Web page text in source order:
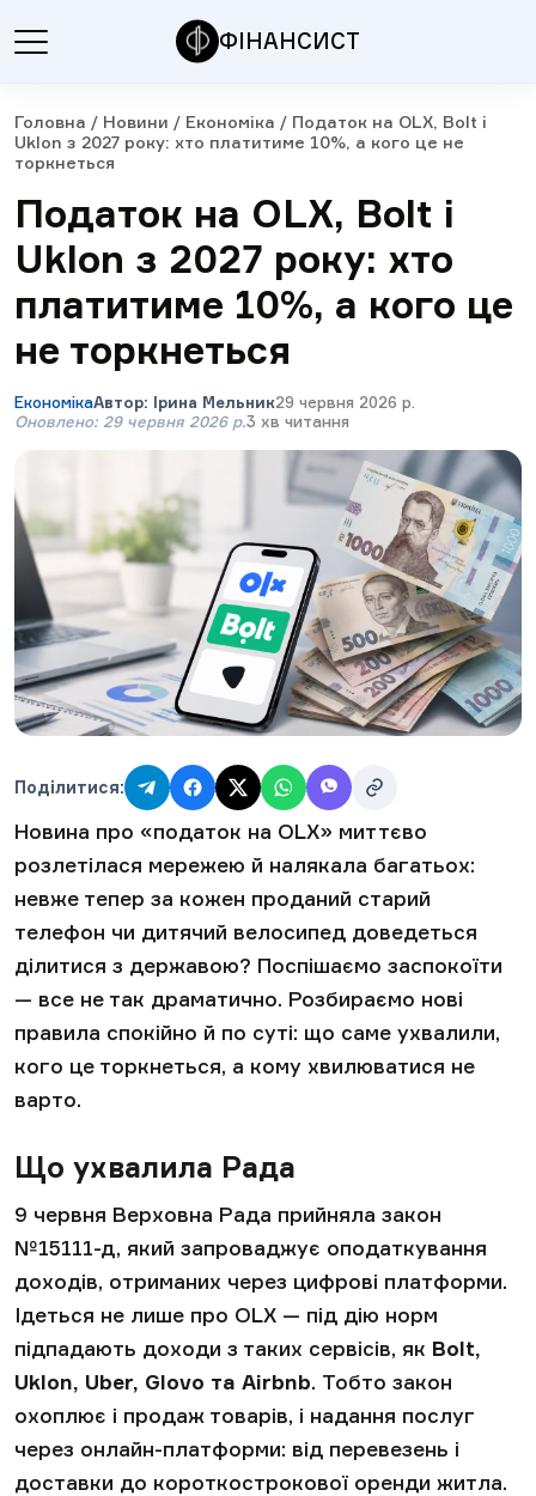
ФІНАНСИСТ
Головна / Новини / Економіка / Податок на OLX, Bolt і
Uklon з 2027 року: хто платитиме 10%, а кого це не
торкнеться
Податок на OLX, Bolt і
Uklon з 2027 року: хто
платитиме 10%, а кого це
не торкнеться
ЕкономікаАвтор: Ірина Мельник29 червня 2026 р.
Оновлено: 29 червня 2026 р.3 хв читання
Поділитися:
Новина про «податок на OLX» миттєво
розлетілася мережею й налякала багатьох:
невже тепер за кожен проданий старий
телефон чи дитячий велосипед доведеться
ділитися з державою? Поспішаємо заспокоїти
— все не так драматично. Розбираємо нові
правила спокійно й по суті: що саме ухвалили,
кого це торкнеться, а кому хвилюватися не
варто.
Що ухвалила Рада
9 червня Верховна Рада прийняла закон
№15111-д, який запроваджує оподаткування
доходів, отриманих через цифрові платформи.
Ідеться не лише про OLX — під дію норм
підпадають доходи з таких сервісів, як Bolt,
Uklon, Uber, Glovo та Airbnb. Тобто закон
охоплює і продаж товарів, і надання послуг
через онлайн-платформи: від перевезень і
доставки до короткострокової оренди житла.